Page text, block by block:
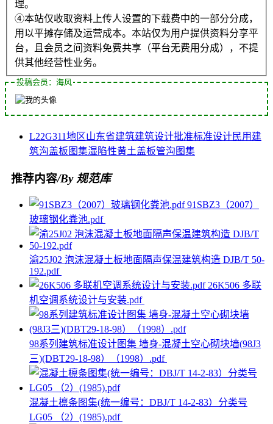
理。
④本站仅收取资料上传人设置的下载费中的一部分分成，
用以平摊存储及运营成本。本站仅为用户提供资料分享平
台，且会员之间资料免费共享（平台无费用分成），不提
供其他经营性业务。
投稿会员：海风
L22G311地区山东省建筑建筑设计批准标准设计民用建
筑沟盖板图集湿陷性黄土盖板管沟图集
推荐内容/By 规范库
91SBZ3（2007）
玻璃钢化粪池.pdf
渝25J02 泡沫混凝土板地面隔声保温建筑构造 DJB/T 50-
192.pdf
26K506 多联
机空调系统设计与安装.pdf
98系列建筑标准设计图集 墙身-混凝土空心砌块墙(98J3
三)(DBT29-18-98）（1998）.pdf
混凝土檩条图集(统一编号：DBJ/T 14-2-83）分类号
LG05 （2）(1985).pdf